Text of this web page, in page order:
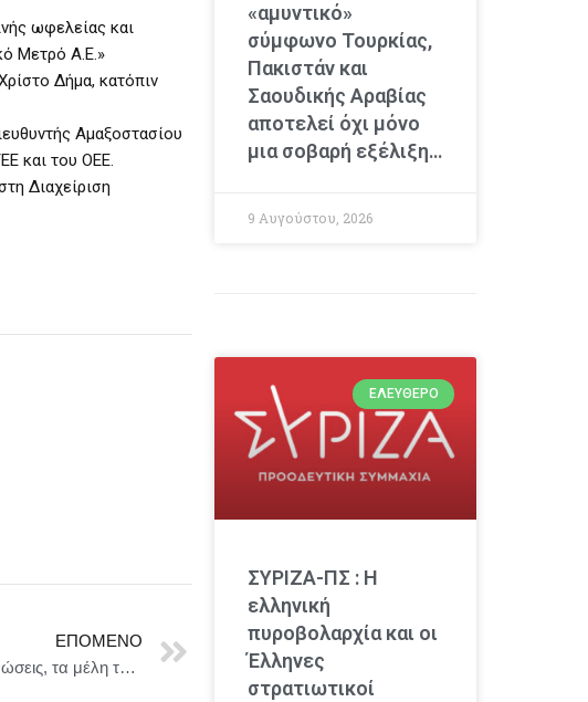
ωφελείας και
Μετρό Α.Ε.»
Δήμα, κατόπιν
Αμαξοστασίου
και του ΟΕΕ.
Διαχείριση
ΕΠΌΜΕΝΟ
Εξαρθρώθηκαν δυο εγκληματικές οργανώσεις, τα μέλη των οποίων δραστηριοποιούνταν στην παράνομη διακίνηση καπνικών προϊόντων
«αμυντικό»
σύμφωνο Τουρκίας,
Πακιστάν και
Σαουδικής Αραβίας
αποτελεί όχι μόνο
μια σοβαρή εξέλιξη…
9 Αυγούστου, 2026
ΕΛΕΎΘΕΡΟ
ΣΥΡΙΖΑ-ΠΣ : Η
ελληνική
πυροβολαρχία και οι
Έλληνες
στρατιωτικοί